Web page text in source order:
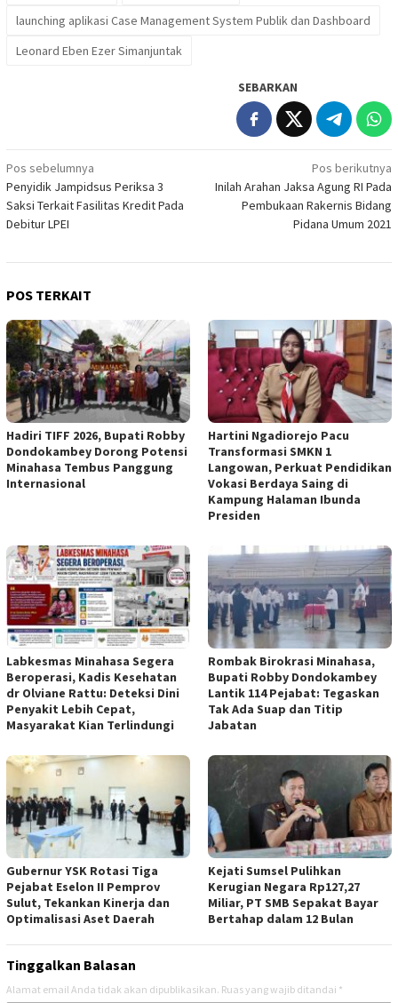
launching aplikasi Case Management System Publik dan Dashboard
Leonard Eben Ezer Simanjuntak
SEBARKAN
Navigasi
pos
Pos sebelumnya
Penyidik Jampidsus Periksa 3
Saksi Terkait Fasilitas Kredit Pada
Debitur LPEI
Pos berikutnya
Inilah Arahan Jaksa Agung RI Pada
Pembukaan Rakernis Bidang
Pidana Umum 2021
POS TERKAIT
Hadiri TIFF 2026, Bupati Robby
Dondokambey Dorong Potensi
Minahasa Tembus Panggung
Internasional
Hartini Ngadiorejo Pacu
Transformasi SMKN 1
Langowan, Perkuat Pendidikan
Vokasi Berdaya Saing di
Kampung Halaman Ibunda
Presiden
Labkesmas Minahasa Segera
Beroperasi, Kadis Kesehatan
dr Olviane Rattu: Deteksi Dini
Penyakit Lebih Cepat,
Masyarakat Kian Terlindungi
Rombak Birokrasi Minahasa,
Bupati Robby Dondokambey
Lantik 114 Pejabat: Tegaskan
Tak Ada Suap dan Titip
Jabatan
Gubernur YSK Rotasi Tiga
Pejabat Eselon II Pemprov
Sulut, Tekankan Kinerja dan
Optimalisasi Aset Daerah
Kejati Sumsel Pulihkan
Kerugian Negara Rp127,27
Miliar, PT SMB Sepakat Bayar
Bertahap dalam 12 Bulan
Tinggalkan Balasan
Alamat email Anda tidak akan dipublikasikan. Ruas yang wajib ditandai *